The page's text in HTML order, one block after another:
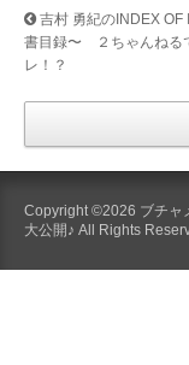
吉村 勇紀のINDEX OF
書目録〜 ２ちゃんねる
レ！？
Copyright ©2026 ブチャ
大公開♪ All Rights